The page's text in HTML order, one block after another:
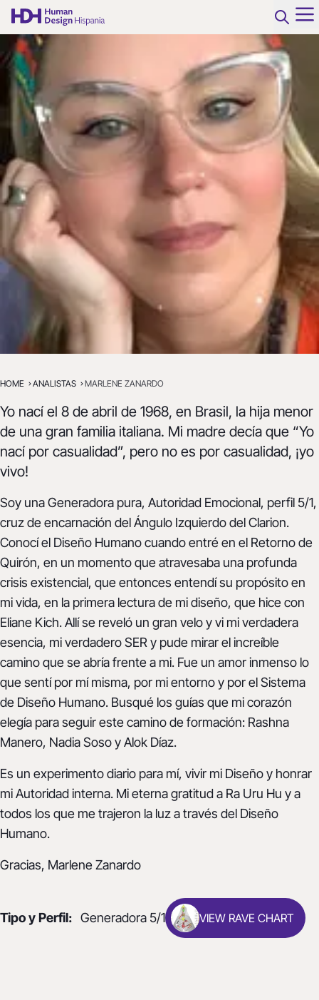
Marlene Zanardo
M.ZANARDO08@GMAIL.COM
HOME ANALISTAS MARLENE ZANARDO
Yo nací el 8 de abril de 1968, en Brasil, la hija menor
de una gran familia italiana. Mi madre decía que “Yo
nací por casualidad”, pero no es por casualidad, ¡yo
vivo!
Soy una Generadora pura, Autoridad Emocional, perfil 5/1,
cruz de encarnación del Ángulo Izquierdo del Clarion.
Conocí el Diseño Humano cuando entré en el Retorno de
Quirón, en un momento que atravesaba una profunda
crisis existencial, que entonces entendí su propósito en
mi vida, en la primera lectura de mi diseño, que hice con
Eliane Kich. Allí se reveló un gran velo y vi mi verdadera
esencia, mi verdadero SER y pude mirar el increíble
camino que se abría frente a mi. Fue un amor inmenso lo
que sentí por mí misma, por mi entorno y por el Sistema
de Diseño Humano. Busqué los guías que mi corazón
elegía para seguir este camino de formación: Rashna
Manero, Nadia Soso y Alok Díaz.
Es un experimento diario para mí, vivir mi Diseño y honrar
mi Autoridad interna. Mi eterna gratitud a Ra Uru Hu y a
todos los que me trajeron la luz a través del Diseño
Humano.
Gracias, Marlene Zanardo
Tipo y Perfil: Generadora 5/1 VIEW RAVE CHART